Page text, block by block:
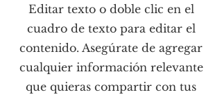
Editar texto o doble clic en el
cuadro de texto para editar el
contenido. Asegúrate de agregar
cualquier información relevante
que quieras compartir con tus